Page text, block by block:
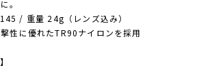
。
/ 重量 24g（レンズ込み）
性に優れたTR90ナイロンを採用